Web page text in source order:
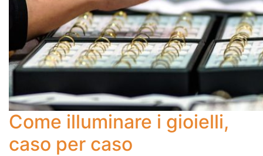
Come illuminare i gioielli,
caso per caso